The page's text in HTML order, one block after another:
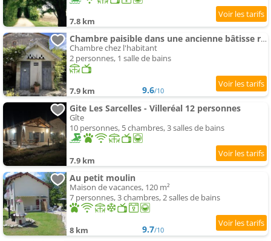
7.8 km
Chambre paisible dans une ancienne bâtisse rénovée
Chambre chez l'habitant
2 personnes, 1 salle de bains
7.9 km 9.6/10
Gite Les Sarcelles - Villeréal 12 personnes
Gîte
10 personnes, 5 chambres, 3 salles de bains
7.9 km
Au petit moulin
Maison de vacances, 120 m²
7 personnes, 3 chambres, 2 salles de bains
8 km 9.7/10